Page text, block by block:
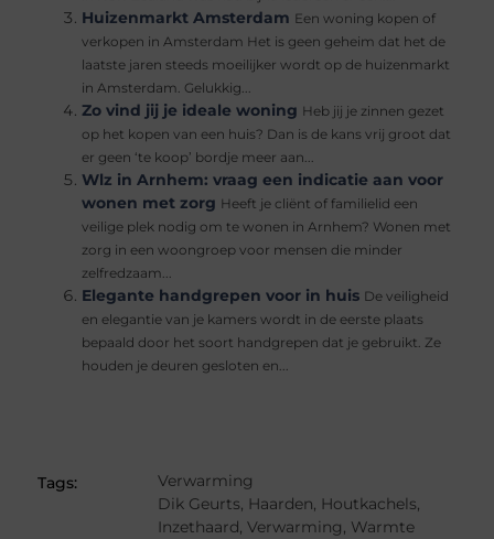
Huizenmarkt Amsterdam Een woning kopen of
verkopen in Amsterdam Het is geen geheim dat het de
laatste jaren steeds moeilijker wordt op de huizenmarkt
in Amsterdam. Gelukkig...
Zo vind jij je ideale woning Heb jij je zinnen gezet
op het kopen van een huis? Dan is de kans vrij groot dat
er geen ‘te koop’ bordje meer aan...
Wlz in Arnhem: vraag een indicatie aan voor
wonen met zorg Heeft je cliënt of familielid een
veilige plek nodig om te wonen in Arnhem? Wonen met
zorg in een woongroep voor mensen die minder
zelfredzaam...
Elegante handgrepen voor in huis De veiligheid
en elegantie van je kamers wordt in de eerste plaats
bepaald door het soort handgrepen dat je gebruikt. Ze
houden je deuren gesloten en...
Tags:
Verwarming
Dik Geurts, Haarden, Houtkachels,
Inzethaard, Verwarming, Warmte